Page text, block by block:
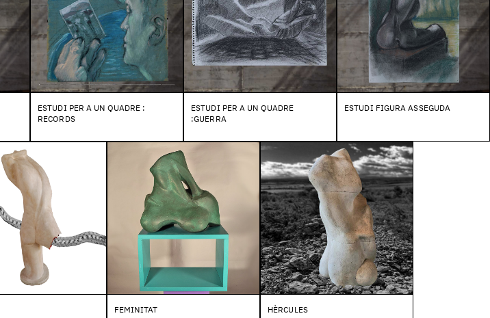
ESTUDI PER A UN QUADRE :
RECORDS
ESTUDI PER A UN QUADRE
:GUERRA
ESTUDI FIGURA ASSEGUDA
FEMINITAT HÈRCULES